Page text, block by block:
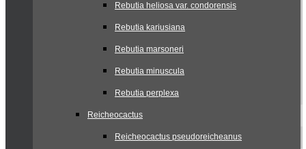
Rebutia heliosa var. condorensis
Rebutia kariusiana
Rebutia marsoneri
Rebutia minuscula
Rebutia perplexa
Reicheocactus
Reicheocactus pseudoreicheanus